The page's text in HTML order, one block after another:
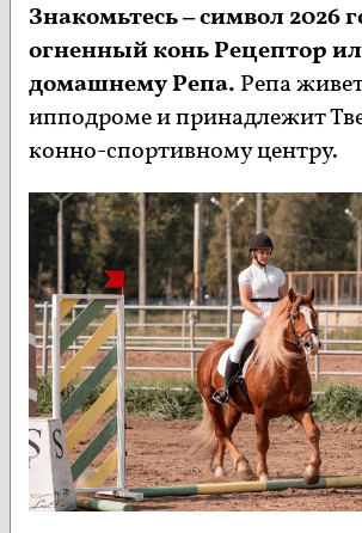
Знакомьтесь – символ 2026
огненный конь Рецептор
домашнему Репа. Репа
ипподроме и принадлежит
конно-спортивному центру.